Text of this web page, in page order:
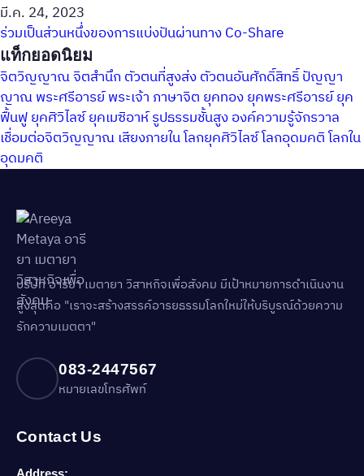
มี.ค. 24, 2023
ร่วมเป็นส่วนหนึ่งของการแบ่งปันผ่านทาง Co-Share
แท็กยอดนิยม
จิตวิญญาณจิตสำนึก ตัวตนที่สูงส่งตัวตนอันศักดิ์สิทธิ์ปัญญา
ญาณพระศรีอารย์พระเจ้า ภาษาจิต ยุคทองยุคพระศรีอารย์ยุค
ฟื้นฟูยุคศิวิไลซ์ยุคเมซิอาห์รูปธรรมชั้นสูงองค์ความรู้จักรวาล
เชื่อมต่อจิตวิญญาณ เสียงภายในโลกยุคศิวิไลซ์โลกอุดมคติโลกใน
อุดมคติ
บริษัท อารียา เมตายา วิสาหกิจเพื่อสังคม มีเป้าหมายการดำเนินงาน
สูงสุดคือ "เราจะสร้างสรรค์อารยธรรมโลกใหม่ให้บริบูรณ์ด้วยความ
รักความเมตตา"
083-2447567
หมายเลขโทรศัพท์
Contact Us
Address: